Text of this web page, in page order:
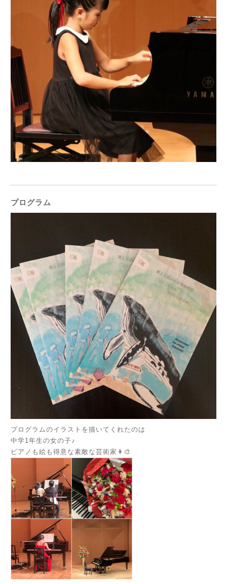
プログラム
プログラムのイラストを描いてくれたのは
中学1年生の女の子♪
ピアノも絵も得意な素敵な芸術家👩‍🎨